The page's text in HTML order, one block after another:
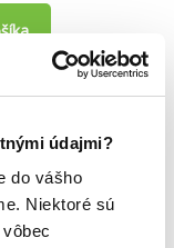
údajmi?
do vášho
Niektoré sú
(2022)
k Pavoučí
lítého boje s tamní
Zen’icu byl
a před